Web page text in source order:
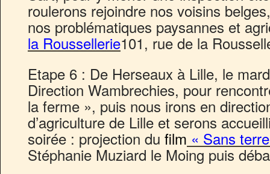
roulerons rejoindre nos voisins
nos problématiques paysannes et
la Roussellerie101, rue de la
Etape 6 : De Herseaux à Lille, le
Direction Wambrechies, pour
la ferme », puis nous irons en
d’agriculture de Lille et serons
soirée : projection du film « Sans
Stéphanie Muziard le Moing puis